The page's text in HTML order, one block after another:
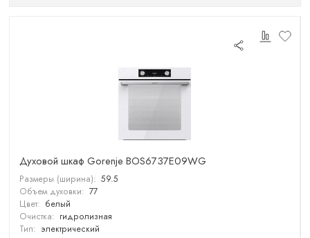
Духовой шкаф Gorenje BOS6737E09WG
Размеры (ширина): 59.5
Объем духовки: 77
Цвет: белый
Очистка: гидролизная
Тип: электрический